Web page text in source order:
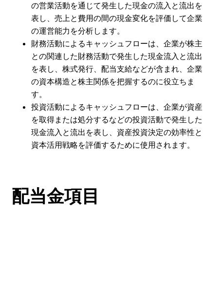
の営業活動を通じて発生した現金の流入と流出を
表し、売上と費用の間の現金変化を評価して企業
の運営能力を分析します。
財務活動によるキャッシュフローは、企業が株主
との関連した財務活動で発生した現金流入と流出
を表し、株式発行、配当支給などが含まれ、企業
の資本構造と株主関係を把握するのに役立ちま
す。
投資活動によるキャッシュフローは、企業が資産
を取得または処分するなどの投資活動で発生した
現金流入と流出を表し、資産投資決定の効率性と
資本活用戦略を評価するために使用されます。
配当金項目